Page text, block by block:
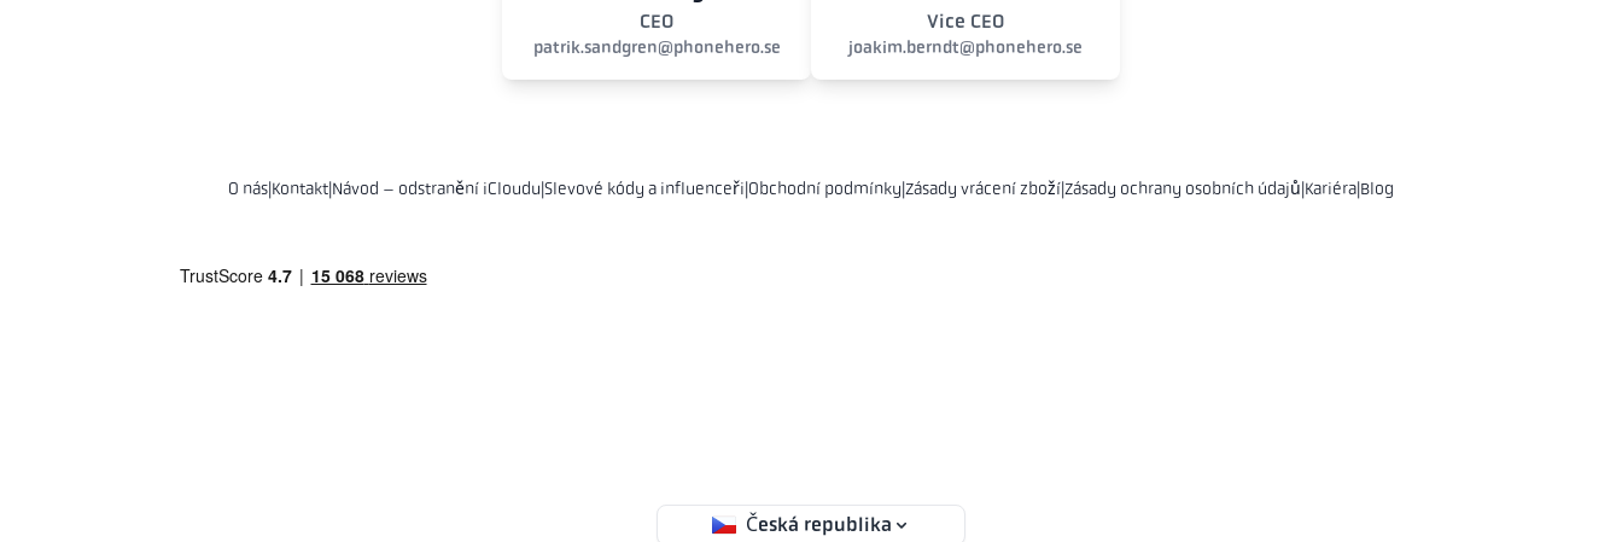
CEO
patrik.sandgren@phonehero.se
Vice CEO
joakim.berndt@phonehero.se
O nás|Kontakt|Návod – odstranění iCloudu|Slevové kódy a influenceři|Obchodní podmínky|Zásady vrácení zboží|Zásady ochrany osobních údajů|Kariéra|Blog
Česká republika